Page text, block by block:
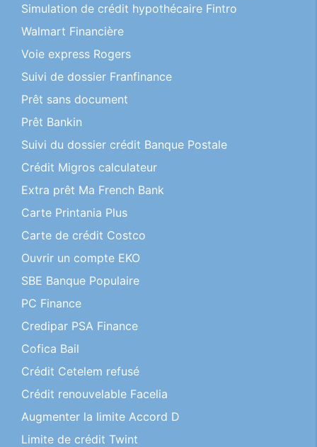
Simulation de crédit hypothécaire Fintro
Walmart Financière
Voie express Rogers
Suivi de dossier Franfinance
Prêt sans document
Prêt Bankin
Suivi du dossier crédit Banque Postale
Crédit Migros calculateur
Extra prêt Ma French Bank
Carte Printania Plus
Carte de crédit Costco
Ouvrir un compte EKO
SBE Banque Populaire
PC Finance
Credipar PSA Finance
Cofica Bail
Crédit Cetelem refusé
Crédit renouvelable Facelia
Augmenter la limite Accord D
Limite de crédit Twint